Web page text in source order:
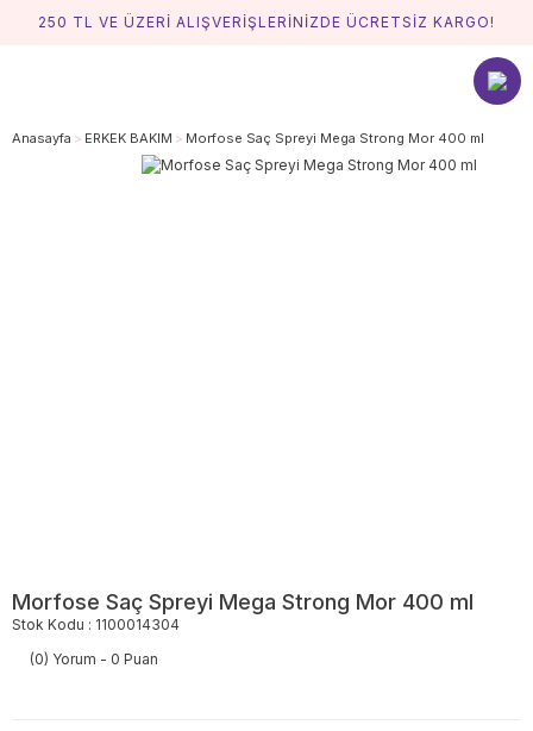
250 TL VE ÜZERİ ALIŞVERİŞLERİNİZDE ÜCRETSİZ KARGO!
Anasayfa ERKEK BAKIM Morfose Saç Spreyi Mega Strong Mor 400 ml
Morfose Saç Spreyi Mega Strong Mor 400 ml
Stok Kodu : 1100014304
(0) Yorum - 0 Puan